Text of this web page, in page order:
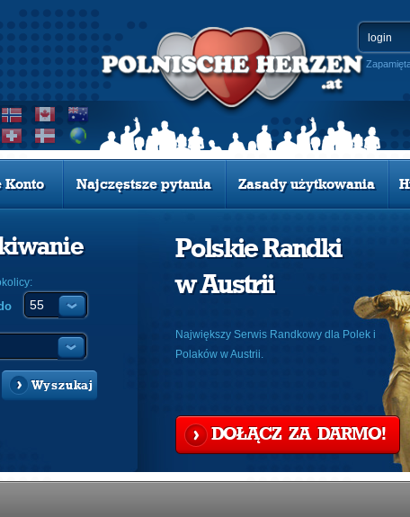
Konto Najczęstsze pytania Zasady użytkowania
Wyszukaj
Polskie Randki
w Austrii
Największy Serwis Randkowy dla Polek i
Polaków w Austrii.
DOŁĄCZ ZA DARMO!